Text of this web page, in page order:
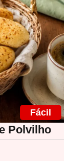
Fácil
Polvilho